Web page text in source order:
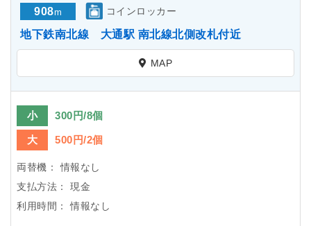
908m コインロッカー
地下鉄南北線 大通駅 南北線北側改札付近
MAP
小 300円/8個
大 500円/2個
両替機：
情報なし
支払方法：
現金
利用時間：
情報なし